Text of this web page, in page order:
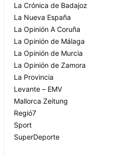
La Crónica de Badajoz
La Nueva España
La Opinión A Coruña
La Opinión de Málaga
La Opinión de Murcia
La Opinión de Zamora
La Provincia
Levante – EMV
Mallorca Zeitung
Regió7
Sport
SuperDeporte